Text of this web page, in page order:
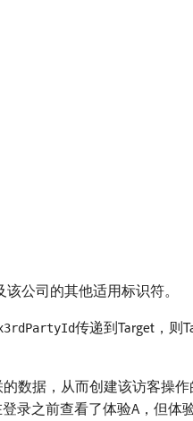
公司的其他适用标识符。
传递到Target，则
的数据，从而创建该访客操
录之前查看了体验A，但体